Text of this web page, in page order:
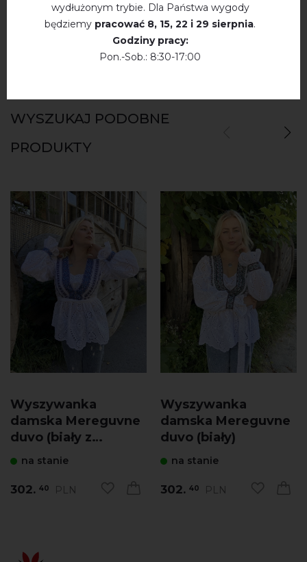
niebieskim)
WYSZUKAJ PODOBNE
PRODUKTY
Wyszywanka
damska Mereguvne
duvo (biały z
granatowym)
na stanie
302. 40 PLN
Wyszywanka
damska Mereguvne
duvo (biały)
na stanie
302. 40 PLN
wydłużonym trybie. Dla Państwa wygody
będziemy pracować 8, 15, 22 і 29 sierpnia.
Godziny pracy:
Pon.-Sob.: 8:30-17:00